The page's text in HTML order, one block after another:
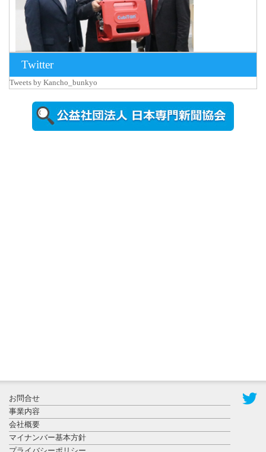
2026年8月5日
更新
農工大で大
登録有形文
化財となっ
た東北大植
Twitter
Tweets by Kancho_bunkyo
お問合せ
事業内容
会社概要
マイナンバー基本方針